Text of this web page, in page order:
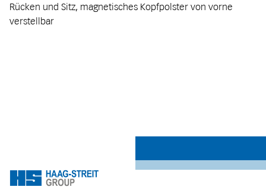
Rücken und Sitz, magnetisches Kopfpolster von vorne
verstellbar